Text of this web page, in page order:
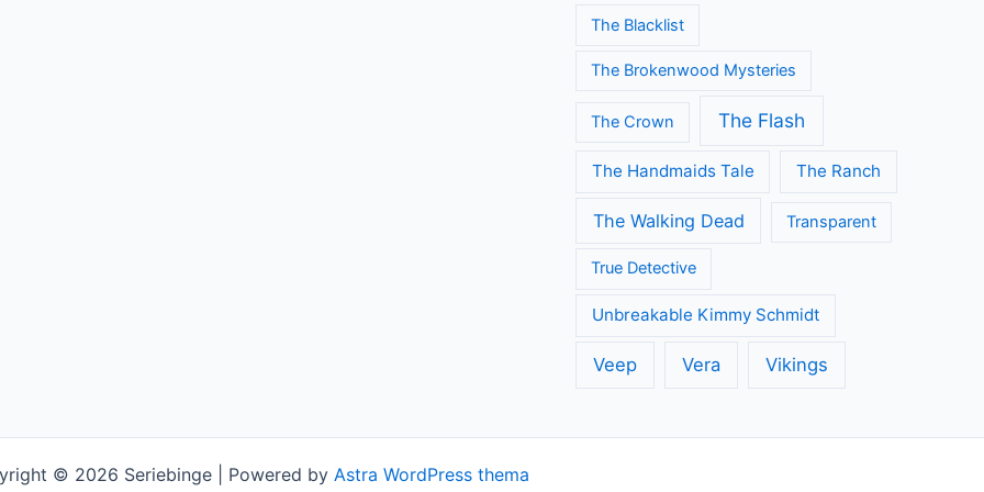
The Blacklist
The Brokenwood Mysteries
The Crown The Flash
The Handmaids Tale The Ranch
The Walking Dead Transparent
True Detective
Unbreakable Kimmy Schmidt
Veep Vera Vikings
© 2026 Seriebinge | Powered by Astra WordPress thema